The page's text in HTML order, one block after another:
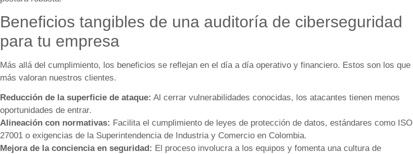
Beneficios tangibles de una auditoría de ciberseguridad
para tu empresa
Más allá del cumplimiento, los beneficios se reflejan en el día a día operativo y financiero. Estos son los que
más valoran nuestros clientes.
Reducción de la superficie de ataque: Al cerrar vulnerabilidades conocidas, los atacantes tienen menos
oportunidades de entrar.
Alineación con normativas: Facilita el cumplimiento de leyes de protección de datos, estándares como ISO
27001 o exigencias de la Superintendencia de Industria y Comercio en Colombia.
Mejora de la conciencia en seguridad: El proceso involucra a los equipos y fomenta una cultura de